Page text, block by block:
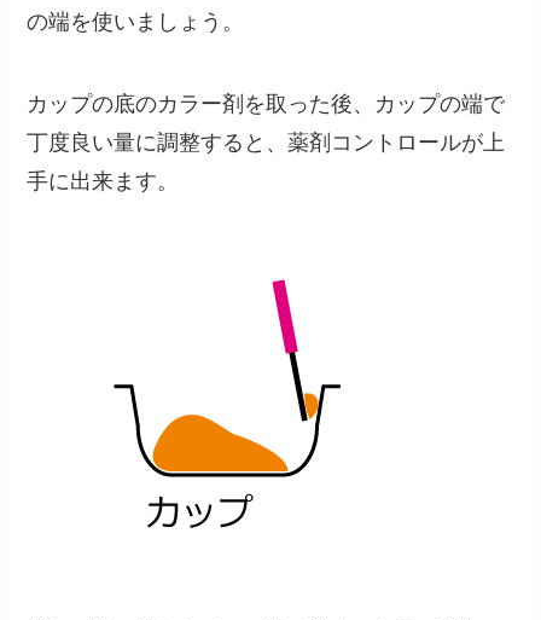
の端を使いましょう。
カップの底のカラー剤を取った後、カップの端で
丁度良い量に調整すると、薬剤コントロールが上
手に出来ます。